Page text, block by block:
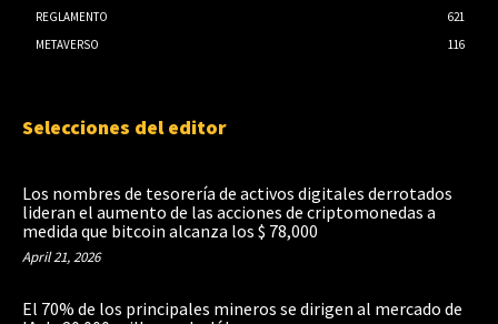
REGLAMENTO
621
METAVERSO
116
Selecciones del editor
Los nombres de tesorería de activos digitales derrotados
lideran el aumento de las acciones de criptomonedas a
medida que bitcoin alcanza los $ 78,000
April 21, 2026
El 70% de los principales mineros se dirigen al mercado de